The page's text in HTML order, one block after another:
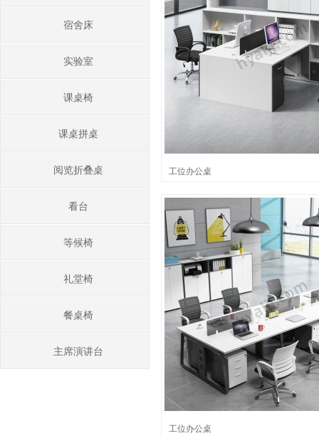
宿舍床
实验室
课桌椅
课桌拼桌
阅览折叠桌
看台
等候椅
礼堂椅
餐桌椅
主席演讲台
工位办公桌
工位办公桌